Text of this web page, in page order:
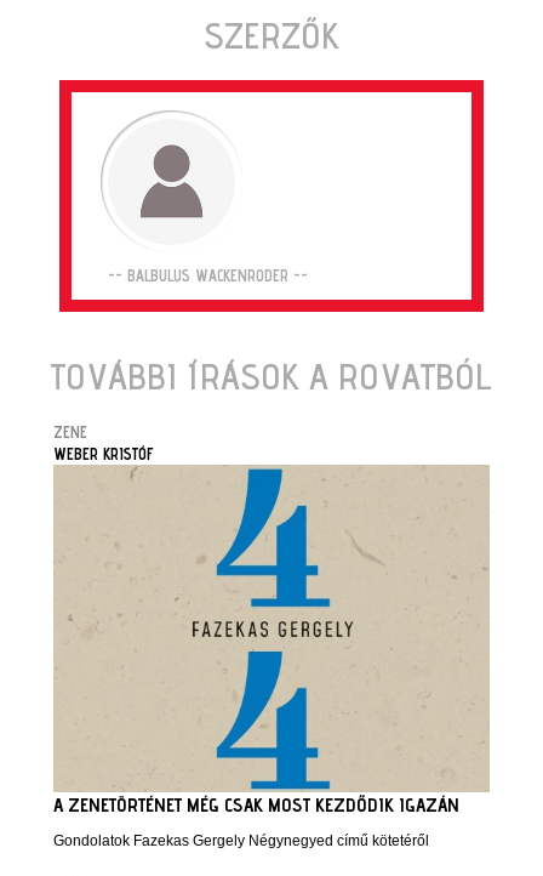
SZERZŐK
-- BALBULUS WACKENRODER --
TOVÁBBI ÍRÁSOK A ROVATBÓL
ZENE
WEBER KRISTÓF
A ZENETÖRTÉNET MÉG CSAK MOST KEZDŐDIK IGAZÁN
Gondolatok Fazekas Gergely Négynegyed című kötetéről